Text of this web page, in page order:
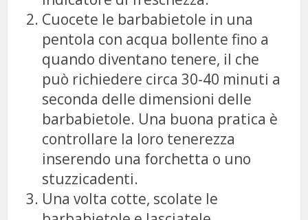
Cuocete le barbabietole in una
pentola con acqua bollente fino a
quando diventano tenere, il che
può richiedere circa 30-40 minuti a
seconda delle dimensioni delle
barbabietole. Una buona pratica è
controllare la loro tenerezza
inserendo una forchetta o uno
stuzzicadenti.
Una volta cotte, scolate le